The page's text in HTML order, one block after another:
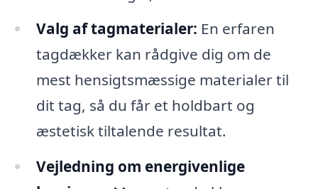
Valg af tagmaterialer: En erfaren
tagdækker kan rådgive dig om de
mest hensigtsmæssige materialer til
dit tag, så du får et holdbart og
æstetisk tiltalende resultat.
Vejledning om energivenlige